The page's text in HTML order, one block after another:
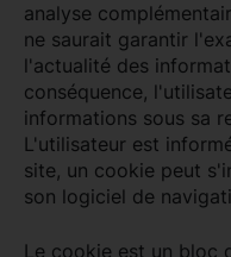
analyse
ne saurait garantir
l'actualité des
conséquence,
informations sous sa
L'utilisateur est
site, un cookie peut
son logiciel de
Le cookie est un bloc